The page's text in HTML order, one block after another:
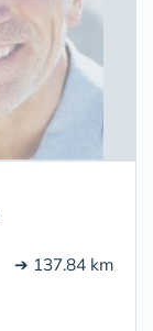
➔ 137.84 km